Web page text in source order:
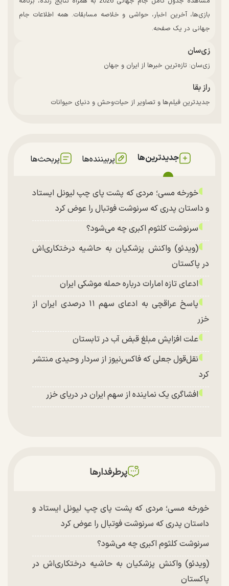
بازی‌ها، آخرین اخبار، حواشی و خلاصه مسابقات. همه اطلاعات جام
جهانی در یک صفحه.
زی‌سان
زی‌سان: تازه‌ترین خبرها از ایران و جهان
راز بقا
جدیدترین فیلم‌ها و تصاویر از حیات‌وحش و دنیای حیوانات
جدیدترین‌ها پربیننده‌ها پربحث‌ها
خورخه مسی؛ مردی که پشت پای چپ لیونل ایستاد
و داستان پدری که سرنوشت فوتبال را عوض کرد
سرنوشت کلثوم اکبری چه می‌شود؟
(ویدئو) واکنش پزشکیان به حاشیه درختکاری‌اش
در پاکستان
ادعای تازه امارات درباره حمله موشکی ایران
پاسخ عراقچی به ادعای سهم ۱۱ درصدی ایران از
خزر
علت افزایش مبلغ قبض آب در تابستان
نقل‌قول جعلی که فاکس‌نیوز از سردار وحیدی منتشر
کرد
افشاگری یک نماینده از سهم ایران در دریای خزر
پرطرفدارها
خورخه مسی؛ مردی که پشت پای چپ لیونل ایستاد و
داستان پدری که سرنوشت فوتبال را عوض کرد
سرنوشت کلثوم اکبری چه می‌شود؟
(ویدئو) واکنش پزشکیان به حاشیه درختکاری‌اش در
پاکستان